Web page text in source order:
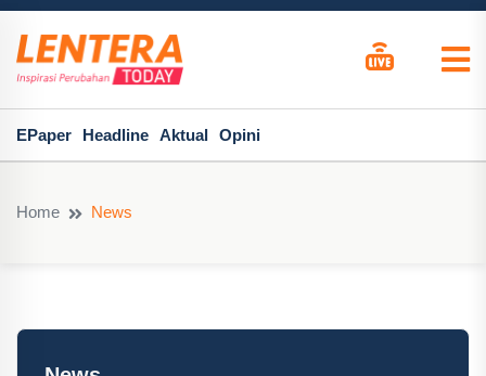
EPaper Headline Aktual Opini
Home News